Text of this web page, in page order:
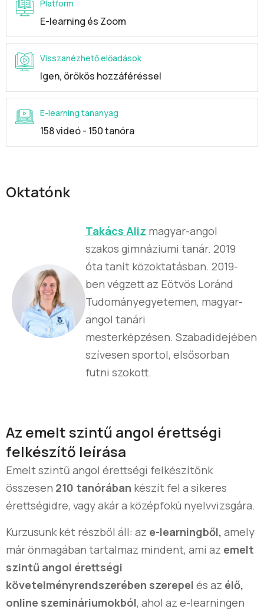
Platform
E-learning és Zoom
Visszanézhető előadások
Igen, örökös hozzáféréssel
E-learning tananyag
158 videó - 150 tanóra
Oktatónk
Takács Aliz magyar-angol
szakos gimnáziumi tanár. 2019
óta tanít közoktatásban. 2019-
ben végzett az Eötvös Loránd
Tudományegyetemen, magyar-
angol tanári
mesterképzésen. Szabadidejében
szívesen sportol, elsősorban
futni szokott.
Az emelt szintű angol érettségi
felkészítő leírása
Emelt szintű angol érettségi felkészítőnk
összesen 210 tanórában készít fel a sikeres
érettségidre, vagy akár a középfokú nyelvvizsgára.
Kurzusunk két részből áll: az e-learningből, amely
már önmagában tartalmaz mindent, ami az emelt
szintű angol érettségi
követelményrendszerében szerepel és az élő,
online szemináriumokból, ahol az e-learningen